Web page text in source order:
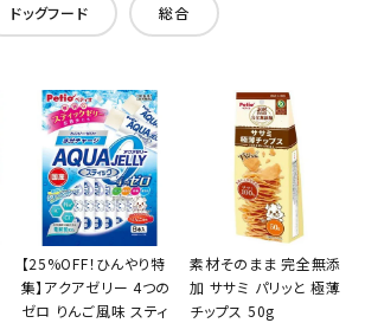
ドッグフード 総合
【25%OFF！ひんやり特
集】アクアゼリー 4つの
ゼロ りんご風味 スティ
素材そのまま 完全無添
加 ササミ パリッと 極薄
チップス 50g